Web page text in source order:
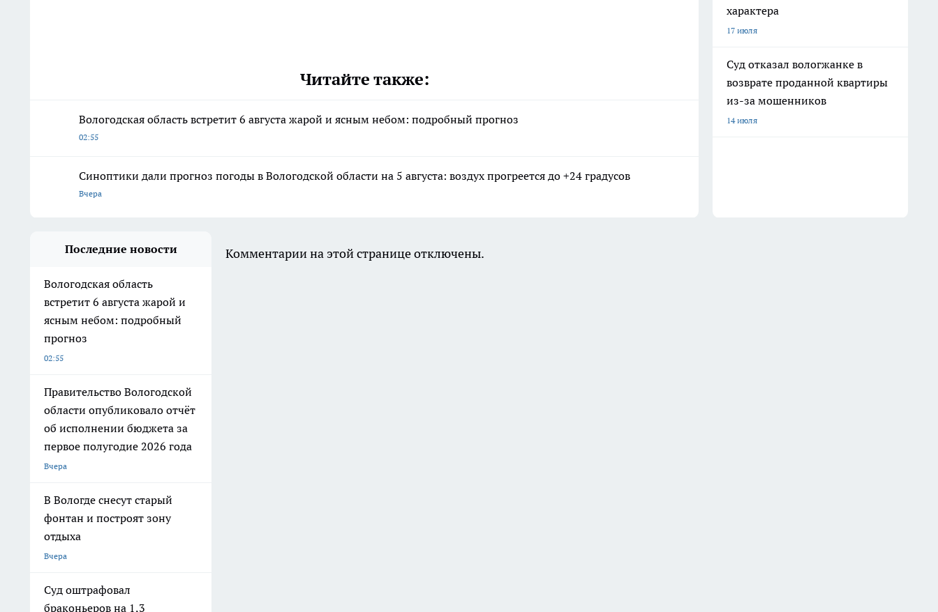
Читайте также:
Вологодская область встретит 6 августа жарой и ясным небом: подробный прогноз
02:55
Синоптики дали прогноз погоды в Вологодской области на 5 августа: воздух прогреется до +24 градусов
Вчера
характера
17 июля
Суд отказал вологжанке в
возврате проданной квартиры
из-за мошенников
14 июля
Последние новости
Вологодская область
встретит 6 августа жарой и
ясным небом: подробный
прогноз
02:55
Правительство Вологодской
области опубликовало отчёт
об исполнении бюджета за
первое полугодие 2026 года
Вчера
В Вологде снесут старый
фонтан и построят зону
отдыха
Вчера
Суд оштрафовал
браконьеров на 1,3
Комментарии на этой странице отключены.